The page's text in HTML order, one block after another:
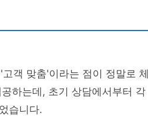
객 맞춤'이라는 점이 정말로 체
하는데, 초기 상담에서부터 각
습니다.